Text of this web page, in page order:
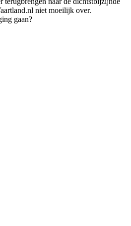
niet moeilijk over.
gaan?